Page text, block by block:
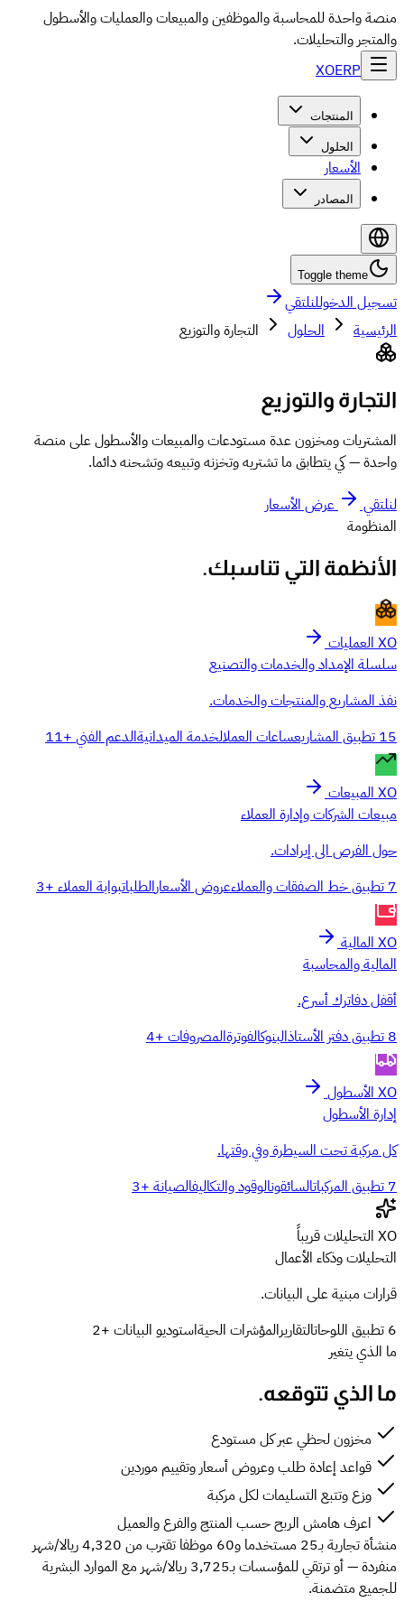
منصة واحدة للمحاسبة والموظفين والمبيعات والعمليات والأسطول
والمتجر والتحليلات.
XOERP
المنتجات
الحلول
الأسعار
المصادر
Toggle theme
تسجيل الدخوللنلتقي
الرئيسية
الحلول التجارة والتوزيع
التجارة والتوزيع
المشتريات ومخزون عدة مستودعات والمبيعات والأسطول على منصة
واحدة — كي يتطابق ما تشتريه وتخزنه وتبيعه وتشحنه دائما.
لنلتقي
عرض الأسعار
المنظومة
الأنظمة التي تناسبك.
XO العمليات
سلسلة الإمداد والخدمات والتصنيع
نفذ المشاريع والمنتجات والخدمات.
15 تطبيق
المشاريعساعات العملالخدمة الميدانيةالدعم الفني +11
XO المبيعات
مبيعات الشركات وإدارة العملاء
حول الفرص الى إيرادات.
7 تطبيق
خط الصفقات والعملاءعروض الأسعارالطلباتبوابة العملاء +3
XO المالية
المالية والمحاسبة
أقفل دفاترك أسرع.
8 تطبيق
دفتر الأستاذالبنوكالفوترةالمصروفات +4
XO الأسطول
إدارة الأسطول
كل مركبة تحت السيطرة وفي وقتها.
7 تطبيق
المركباتالسائقونالوقود والتكاليفالصيانة +3
XO التحليلات
قريباً
التحليلات وذكاء الأعمال
قرارات مبنية على البيانات.
6 تطبيق
اللوحاتالتقاريرالمؤشرات الحيةاستوديو البيانات +2
ما الذي يتغير
ما الذي تتوقعه.
مخزون لحظي عبر كل مستودع
قواعد إعادة طلب وعروض أسعار وتقييم موردين
وزع وتتبع التسليمات لكل مركبة
اعرف هامش الربح حسب المنتج والفرع والعميل
منشأة تجارية بـ25 مستخدما و60 موظفا تقترب من 4,320 ريالا/شهر
منفردة — أو ترتقي للمؤسسات بـ3,725 ريالا/شهر مع الموارد البشرية
للجميع متضمنة.